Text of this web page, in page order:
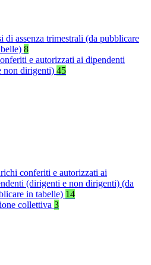
di assenza trimestrali (da pubblicare
8
e autorizzati ai dipendenti
non dirigenti) 45
conferiti e autorizzati ai
(dirigenti e non dirigenti) (da
in tabelle) 14
collettiva 3